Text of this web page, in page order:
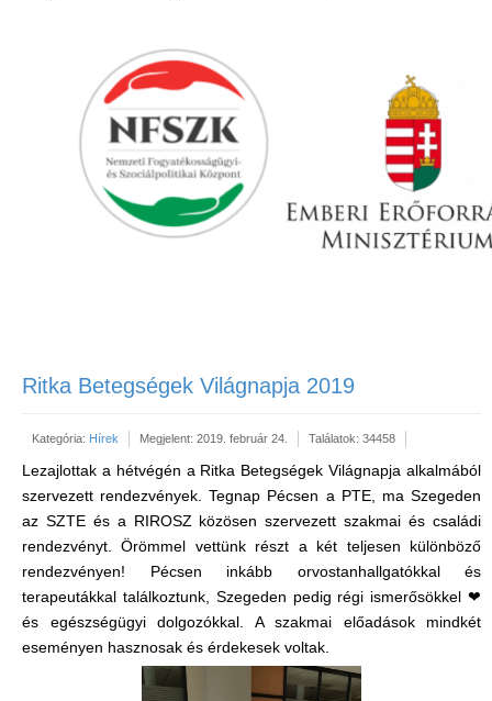
Ritka Betegségek Világnapja 2019
Kategória: Hírek Megjelent: 2019. február 24. Találatok: 34458
Lezajlottak a hétvégén a Ritka Betegségek Világnapja alkalmából
szervezett rendezvények. Tegnap Pécsen a PTE, ma Szegeden
az SZTE és a RIROSZ közösen szervezett szakmai és családi
rendezvényt. Örömmel vettünk részt a két teljesen különböző
rendezvényen! Pécsen inkább orvostanhallgatókkal és
terapeutákkal találkoztunk, Szegeden pedig régi ismerősökkel ❤
és egészségügyi dolgozókkal. A szakmai előadások mindkét
eseményen hasznosak és érdekesek voltak.